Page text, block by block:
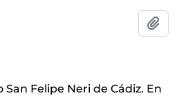
Felipe Neri de Cádiz. En